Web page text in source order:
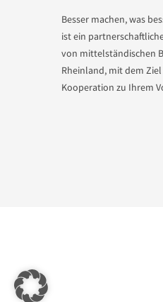
Besser machen, was
ist ein
von mittelständischen
Rheinland, mit dem
Kooperation zu Ihrem